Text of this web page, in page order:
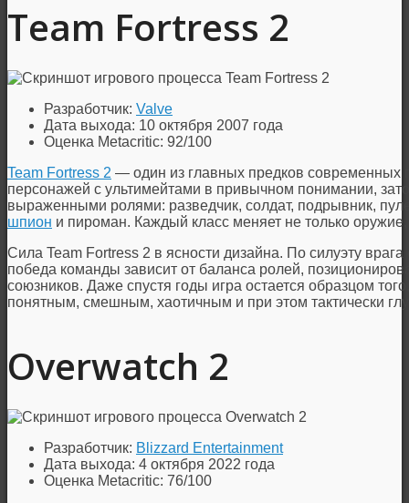
Team Fortress 2
Разработчик: Valve
Дата выхода: 10 октября 2007 года
Оценка Metacritic: 92/100
Team Fortress 2 — один из главных предков современных
персонажей с ультимейтами в привычном понимании, зато
выраженными ролями: разведчик, солдат, подрывник,
шпион и пироман. Каждый класс меняет не только
Сила Team Fortress 2 в ясности дизайна. По силуэту врага
победа команды зависит от баланса ролей,
союзников. Даже спустя годы игра остается образцом
понятным, смешным, хаотичным и при этом тактически
Overwatch 2
Разработчик: Blizzard Entertainment
Дата выхода: 4 октября 2022 года
Оценка Metacritic: 76/100